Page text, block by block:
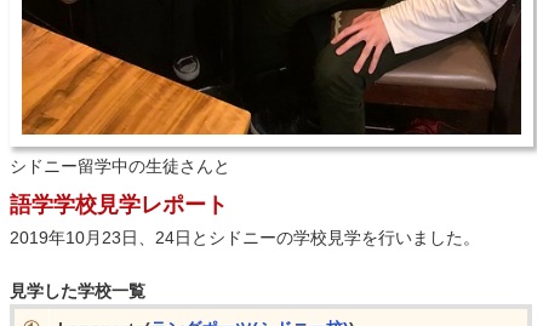
シドニー留学中の生徒さんと
語学学校見学レポート
2019年10月23日、24日とシドニーの学校見学を行いました。
見学した学校一覧